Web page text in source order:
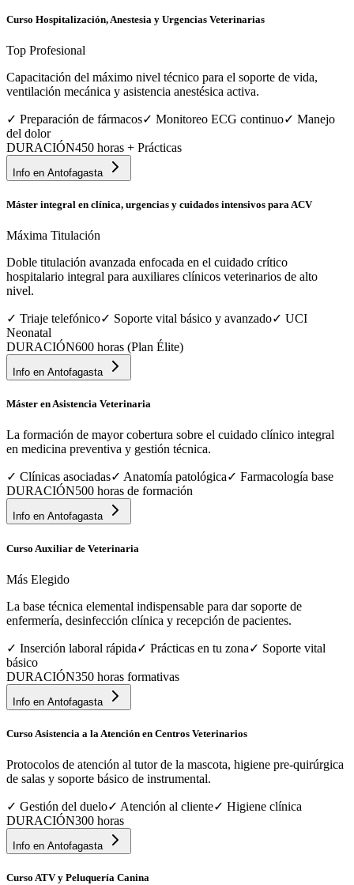
Curso Hospitalización, Anestesia y Urgencias Veterinarias
Top Profesional
Capacitación del máximo nivel técnico para el soporte de vida,
ventilación mecánica y asistencia anestésica activa.
✓ Preparación de fármacos✓ Monitoreo ECG continuo✓ Manejo
del dolor
DURACIÓN450 horas + Prácticas
Info en Antofagasta
Máster integral en clínica, urgencias y cuidados intensivos para ACV
Máxima Titulación
Doble titulación avanzada enfocada en el cuidado crítico
hospitalario integral para auxiliares clínicos veterinarios de alto
nivel.
✓ Triaje telefónico✓ Soporte vital básico y avanzado✓ UCI
Neonatal
DURACIÓN600 horas (Plan Élite)
Info en Antofagasta
Máster en Asistencia Veterinaria
La formación de mayor cobertura sobre el cuidado clínico integral
en medicina preventiva y gestión técnica.
✓ Clínicas asociadas✓ Anatomía patológica✓ Farmacología base
DURACIÓN500 horas de formación
Info en Antofagasta
Curso Auxiliar de Veterinaria
Más Elegido
La base técnica elemental indispensable para dar soporte de
enfermería, desinfección clínica y recepción de pacientes.
✓ Inserción laboral rápida✓ Prácticas en tu zona✓ Soporte vital
básico
DURACIÓN350 horas formativas
Info en Antofagasta
Curso Asistencia a la Atención en Centros Veterinarios
Protocolos de atención al tutor de la mascota, higiene pre-quirúrgica
de salas y soporte básico de instrumental.
✓ Gestión del duelo✓ Atención al cliente✓ Higiene clínica
DURACIÓN300 horas
Info en Antofagasta
Curso ATV y Peluquería Canina